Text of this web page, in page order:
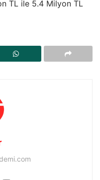
TL ile 5.4 Milyon TL